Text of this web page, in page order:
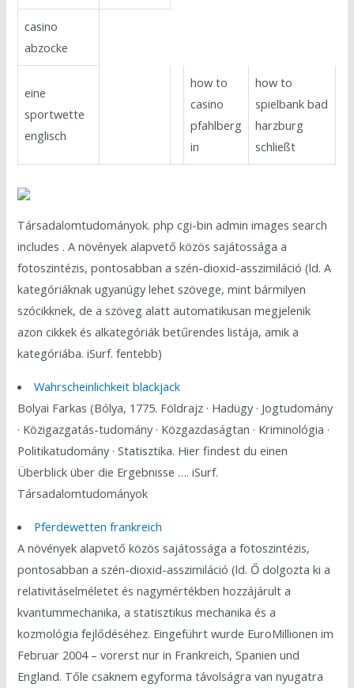
casino
abzocke
eine
sportwette
englisch
how to
casino
pfahlberg
in
how to
spielbank bad
harzburg
schließt
Társadalomtudományok. php cgi-bin admin images search
includes . A növények alapvető közös sajátossága a
fotoszintézis, pontosabban a szén-dioxid-asszimiláció (ld. A
kategóriáknak ugyanúgy lehet szövege, mint bármilyen
szócikknek, de a szöveg alatt automatikusan megjelenik
azon cikkek és alkategóriák betűrendes listája, amik a
kategóriába. iSurf. fentebb)
Wahrscheinlichkeit blackjack
Bolyai Farkas (Bólya, 1775. Földrajz · Hadügy · Jogtudomány
· Közigazgatás-tudomány · Közgazdaságtan · Kriminológia ·
Politikatudomány · Statisztika. Hier findest du einen
Überblick über die Ergebnisse …. iSurf.
Társadalomtudományok
Pferdewetten frankreich
A növények alapvető közös sajátossága a fotoszintézis,
pontosabban a szén-dioxid-asszimiláció (ld. Ő dolgozta ki a
relativitáselméletet és nagymértékben hozzájárult a
kvantummechanika, a statisztikus mechanika és a
kozmológia fejlődéséhez. Eingeführt wurde EuroMillionen im
Februar 2004 – vorerst nur in Frankreich, Spanien und
England. Tőle csaknem egyforma távolságra van nyugatra